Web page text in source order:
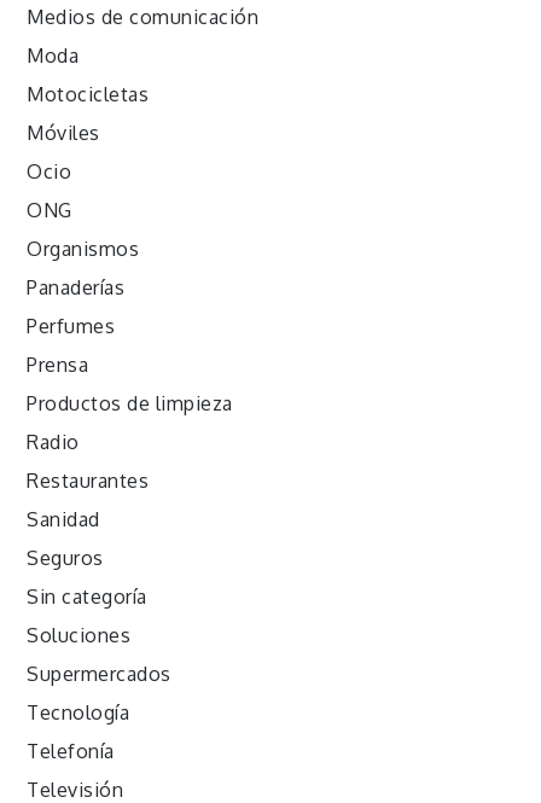
Medios de comunicación
Moda
Motocicletas
Móviles
Ocio
ONG
Organismos
Panaderías
Perfumes
Prensa
Productos de limpieza
Radio
Restaurantes
Sanidad
Seguros
Sin categoría
Soluciones
Supermercados
Tecnología
Telefonía
Televisión